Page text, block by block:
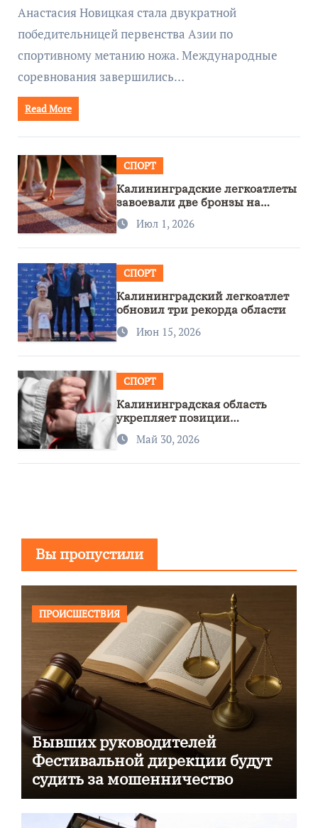
Анастасия Новицкая стала двукратной
победительницей первенства Азии по
спортивному метанию ножа. Международные
соревнования завершились…
Read More
СПОРТ
Калининградские легкоатлеты
завоевали две бронзы на
первенстве России
Июл 1, 2026
СПОРТ
Калининградский легкоатлет
обновил три рекорда области
Июн 15, 2026
СПОРТ
Калининградская область
укрепляет позиции
спортивного региона
Май 30, 2026
Вы пропустили
ПРОИСШЕСТВИЯ
Бывших руководителей
Фестивальной дирекции будут
судить за мошенничество